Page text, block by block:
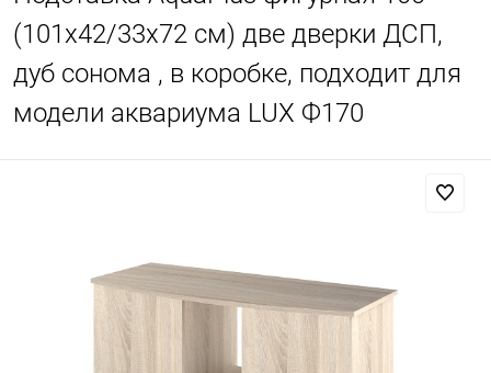
(101х42/33х72 см) две дверки ДСП,
дуб сонома , в коробке, подходит для
модели аквариума LUX Ф170